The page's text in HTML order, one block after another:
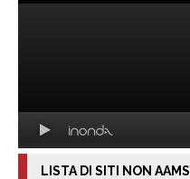
LISTA DI SITI NON AAMS